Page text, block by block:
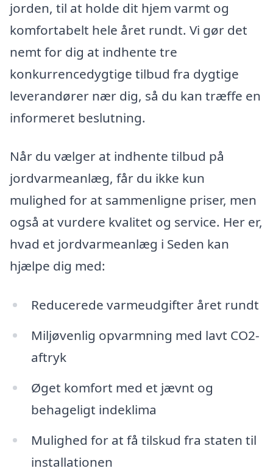
jorden, til at holde dit hjem varmt og
komfortabelt hele året rundt. Vi gør det
nemt for dig at indhente tre
konkurrencedygtige tilbud fra dygtige
leverandører nær dig, så du kan træffe en
informeret beslutning.
Når du vælger at indhente tilbud på
jordvarmeanlæg, får du ikke kun
mulighed for at sammenligne priser, men
også at vurdere kvalitet og service. Her er,
hvad et jordvarmeanlæg i Seden kan
hjælpe dig med:
Reducerede varmeudgifter året rundt
Miljøvenlig opvarmning med lavt CO2-
aftryk
Øget komfort med et jævnt og
behageligt indeklima
Mulighed for at få tilskud fra staten til
installationen